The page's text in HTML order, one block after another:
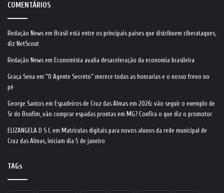
COMENTÁRIOS
Redação News em Brasil está entre os principais países que distribuem ciberataques,
diz NetScout
Redação News em Economista avalia desaceleração da economia brasileira
Graça Sena em “O Agente Secreto” merece todas as honrarias e o nosso frevo no
pé
George Santos em Espadeiros de Cruz das Almas em 2026: vão seguir o exemplo de
Sr do Bonfim, vão comprar espadas prontas em MG? Confira o que diz o promotor
ELIZANGELA D S C em Matrículas digitais para novos alunos da rede municipal de
Cruz das Almas, iniciam dia 5 de janeiro
TAGs